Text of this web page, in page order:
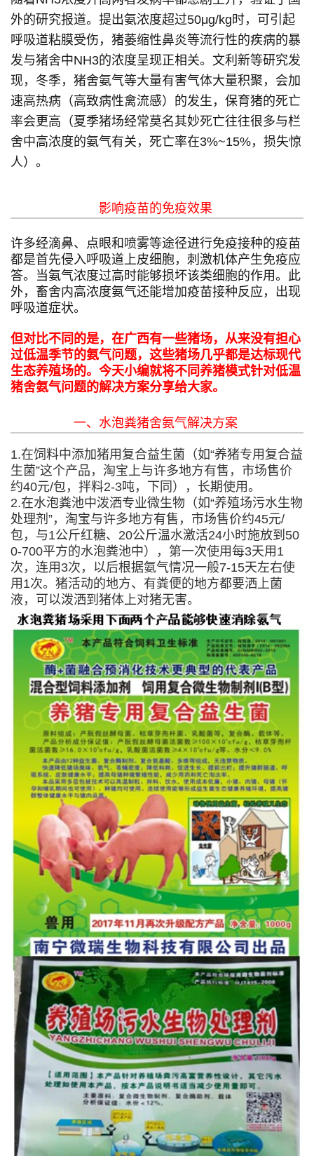
外的研究报道。提出氨浓度超过50μg/kg时，可引起
呼吸道粘膜受伤，猪萎缩性鼻炎等流行性的疾病的暴
发与猪舍中NH3的浓度呈现正相关。文利新等研究发
现，冬季，猪舍氨气等大量有害气体大量积聚，会加
速高热病（高致病性禽流感）的发生，保育猪的死亡
率会更高（夏季猪场经常莫名其妙死亡往往很多与栏
舍中高浓度的氨气有关 ，死亡率在3%~15%，损失惊
人）。
影响疫苗的免疫效果
许多经滴鼻、点眼和喷雾等途径进行免疫接种的疫苗
都是首先侵入呼吸道上皮细胞，刺激机体产生免疫应
答。当氨气浓度过高时能够损坏该类细胞的作用。此
外，畜舍内高浓度氨气还能增加疫苗接种反应，出现
呼吸道症状。
但对比不同的是，在广西有一些猪场，从来没有担心
过低温季节的氨气问题，这些猪场几乎都是达标现代
生态养殖场的。今天小编就将不同养猪模式针对低温
猪舍氨气问题的解决方案分享给大家。
一、水泡粪猪舍氨气解决方案
1.在饲料中添加猪用复合益生菌（如“养猪专用复合益
生菌”这个产品，淘宝上与许多地方有售，市场售价
约40元/包，拌料2-3吨，下同），长期使用。
2.在水泡粪池中泼洒专业微生物（如“养殖场污水生物
处理剂”，淘宝与许多地方有售，市场售价约45元/
包，与1公斤红糖、20公斤温水激活24小时施放到50
0-700平方的水泡粪池中），第一次使用每3天用1
次，连用3次，以后根据氨气情况一般7-15天左右使
用1次。猪活动的地方、有粪便的地方都要洒上菌
液，可以泼洒到猪体上对猪无害。